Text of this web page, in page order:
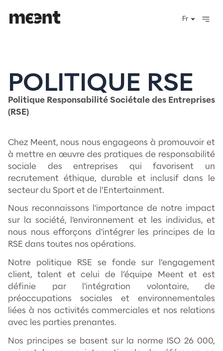
POLITIQUE
(RSE)
Chez Meent, nous nous engageons à
à mettre en œuvre des pratiques de
sociale des entreprises qui
recrutement éthique, durable et
secteur du Sport et de l’Entertainment.
Nous reconnaissons l'importance de
sur la société, l'environnement et les
nous nous efforçons d'intégrer les
RSE dans toutes nos opérations.
Notre politique RSE se fonde sur
client, talent et celui de l’équipe